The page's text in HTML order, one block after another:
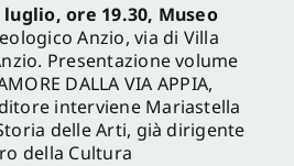
luglio, ore 19.30, Museo
Anzio, via di Villa
Presentazione volume
DALLA VIA APPIA,
interviene Mariastella
delle Arti, già dirigente
della Cultura